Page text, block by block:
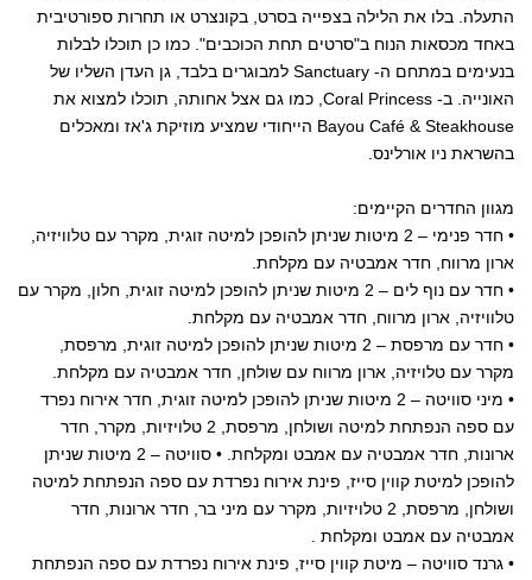
התעלה. בלו את הלילה בצפייה בסרט, בקונצרט או תחרות ספורטיבית
באחד מכסאות הנוח ב"סרטים תחת הכוכבים". כמו כן תוכלו לבלות
בנעימים במתחם ה- Sanctuary למבוגרים בלבד, גן העדן השליו של
האונייה. ב- Coral Princess, כמו גם אצל אחותה, תוכלו למצוא את
Bayou Café & Steakhouse הייחודי שמציע מוזיקת ג'אז ומאכלים
בהשראת ניו אורלינס.
מגוון החדרים הקיימים:
• חדר פנימי – 2 מיטות שניתן להופכן למיטה זוגית, מקרר עם טלוויזיה,
ארון מרווח, חדר אמבטיה עם מקלחת.
• חדר עם נוף לים – 2 מיטות שניתן להופכן למיטה זוגית, חלון, מקרר עם
טלוויזיה, ארון מרווח, חדר אמבטיה עם מקלחת.
• חדר עם מרפסת – 2 מיטות שניתן להופכן למיטה זוגית, מרפסת,
מקרר עם טלויזיה, ארון מרווח עם שולחן, חדר אמבטיה עם מקלחת.
• מיני סוויטה – 2 מיטות שניתן להופכן למיטה זוגית, חדר אירוח נפרד
עם ספה הנפתחת למיטה ושולחן, מרפסת, 2 טלויזיות, מקרר, חדר
ארונות, חדר אמבטיה עם אמבט ומקלחת. • סוויטה – 2 מיטות שניתן
להופכן למיטת קווין סייז, פינת אירוח נפרדת עם ספה הנפתחת למיטה
ושולחן, מרפסת, 2 טלויזיות, מקרר עם מיני בר, חדר ארונות, חדר
אמבטיה עם אמבט ומקלחת .
• גרנד סוויטה – מיטת קווין סייז, פינת אירוח נפרדת עם ספה הנפתחת